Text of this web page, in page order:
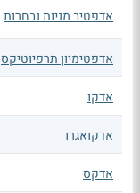
אדפטיב מניות נבחרות
אדפטימיון תרפיוטיקס
אדקו
אדקואגרו
אדקס